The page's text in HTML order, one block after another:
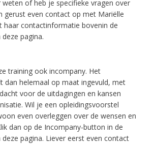
weten of heb je specifieke vragen over
gerust even contact op met Mariëlle
haar contactinformatie bovenin de
pagina.
training ook incompany. Het
dan helemaal op maat ingevuld, met
voor de uitdagingen en kansen
Wil je een opleidingsvoorstel
even overleggen over de wensen en
dan op de Incompany-button in de
pagina. Liever eerst even contact